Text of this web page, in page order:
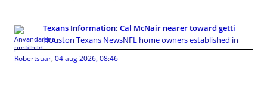
Texans Information: Cal McNair nearer toward getti
Houston Texans NewsNFL home owners established in
Robertsuar, 04 aug 2026, 08:46